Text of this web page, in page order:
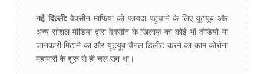
नई दिल्ली:वैक्सीन माफिया को फायदा पहुंचाने के लिए यूट्यूब और
अन्य सोशल मीडिया द्वारा वैक्सीन के खिलाफ का कोई भी वीडियो या
जानकारी मिटाने का और यूट्यूब चैनल डिलीट करने का काम कोरोना
महामारी के शुरू से ही चल रहा था।